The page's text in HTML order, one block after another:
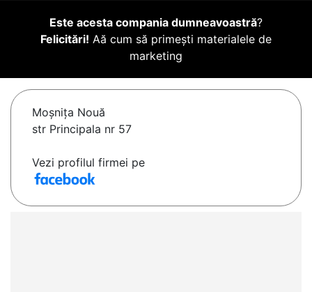
Este acesta compania dumneavoastră?
Felicitări! Aă cum să primești materialele de
marketing
Moşniţa Nouă
str Principala nr 57
Vezi profilul firmei pe